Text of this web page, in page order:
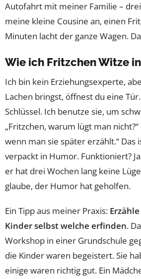
Autofahrt mit meiner Familie –
meine kleine Cousine an, einen
Minuten lacht der ganze Wagen.
Wie ich Fritzchen Witze
Ich bin kein Erziehungsexperte,
Lachen bringst, öffnest du eine
Schlüssel. Ich benutze sie, um
„Fritzchen, warum lügt man
wenn man sie später erzählt.“ Das
verpackt in Humor. Funktioniert?
er hat drei Wochen lang keine
glaube, der Humor hat geholfen.
Ein Tipp aus meiner Praxis:
Kinder selbst welche erfinden.
Workshop in einer Grundschule
die Kinder waren begeistert. Sie
einige waren richtig gut. Ein